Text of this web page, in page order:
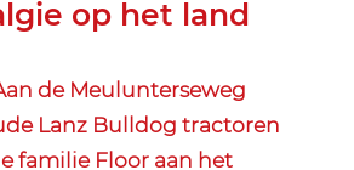
op het land
de Meulunterseweg
Lanz Bulldog tractoren
familie Floor aan het